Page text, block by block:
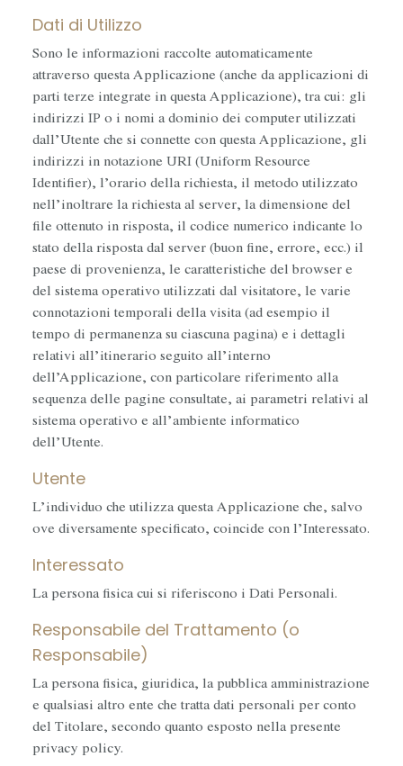
Dati di Utilizzo
Sono le informazioni raccolte automaticamente
attraverso questa Applicazione (anche da applicazioni di
parti terze integrate in questa Applicazione), tra cui: gli
indirizzi IP o i nomi a dominio dei computer utilizzati
dall’Utente che si connette con questa Applicazione, gli
indirizzi in notazione URI (Uniform Resource
Identifier), l’orario della richiesta, il metodo utilizzato
nell’inoltrare la richiesta al server, la dimensione del
file ottenuto in risposta, il codice numerico indicante lo
stato della risposta dal server (buon fine, errore, ecc.) il
paese di provenienza, le caratteristiche del browser e
del sistema operativo utilizzati dal visitatore, le varie
connotazioni temporali della visita (ad esempio il
tempo di permanenza su ciascuna pagina) e i dettagli
relativi all’itinerario seguito all’interno
dell’Applicazione, con particolare riferimento alla
sequenza delle pagine consultate, ai parametri relativi al
sistema operativo e all’ambiente informatico
dell’Utente.
Utente
L’individuo che utilizza questa Applicazione che, salvo
ove diversamente specificato, coincide con l’Interessato.
Interessato
La persona fisica cui si riferiscono i Dati Personali.
Responsabile del Trattamento (o
Responsabile)
La persona fisica, giuridica, la pubblica amministrazione
e qualsiasi altro ente che tratta dati personali per conto
del Titolare, secondo quanto esposto nella presente
privacy policy.